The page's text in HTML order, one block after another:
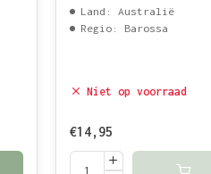
Land: Australië
Regio: Barossa
Niet op voorraad
€14,95